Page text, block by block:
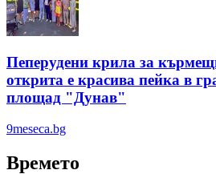
Пеперудени крила за
открита е красива пейка в
площад "Дунав"
9meseca.bg
Времето